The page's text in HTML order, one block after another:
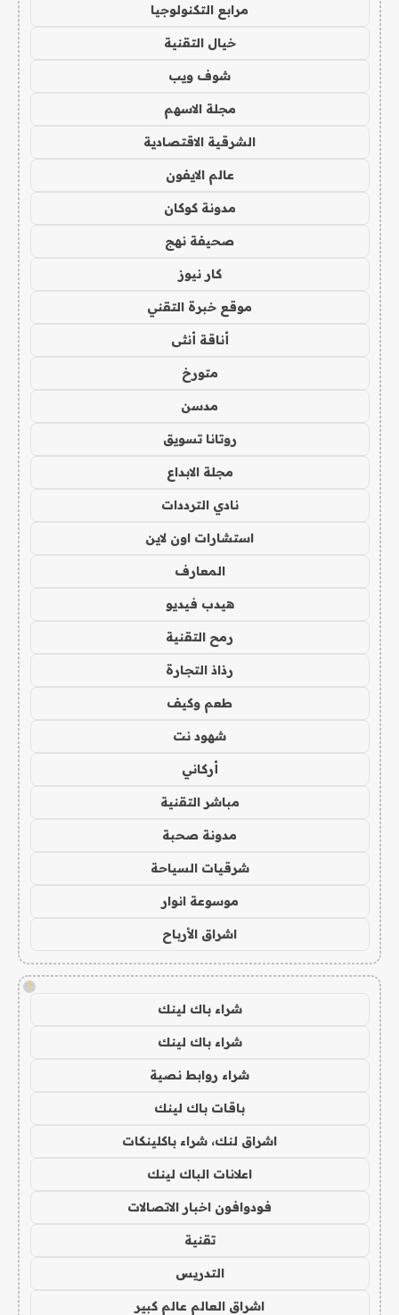
مرابع التكنولوجيا
خيال التقنية
شوف ويب
مجلة الاسهم
الشرقية الاقتصادية
عالم الايفون
مدونة كوكان
صحيفة نهج
كار نيوز
موقع خبرة التقني
أناقة أنثى
متورخ
مدسن
روتانا تسويق
مجلة الابداع
نادي الترددات
استشارات اون لاين
المعارف
هيدب فيديو
رمح التقنية
رذاذ التجارة
طعم وكيف
شهود نت
أركاني
مباشر التقنية
مدونة صحبة
شرقيات السياحة
موسوعة انوار
اشراق الأرباح
!
شراء باك لينك
شراء باك لينك
شراء روابط نصية
باقات باك لينك
اشراق لنك، شراء باكلينكات
اعلانات الباك لينك
فودوافون اخبار الاتصالات
تقنية
التدريس
اشراق العالم عالم كبير